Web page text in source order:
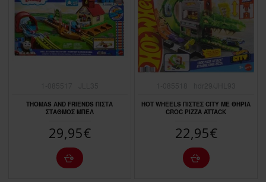
THOMAS AND FRIENDS ΠΙΣΤΑ
ΣΤΑΘΜΟΣ ΜΠΕΛ
29,95€
HOT WHEELS ΠΙΣΤΕΣ CITY ΜΕ ΘΗΡΙΑ
CROC PIZZA ATTACK
22,95€